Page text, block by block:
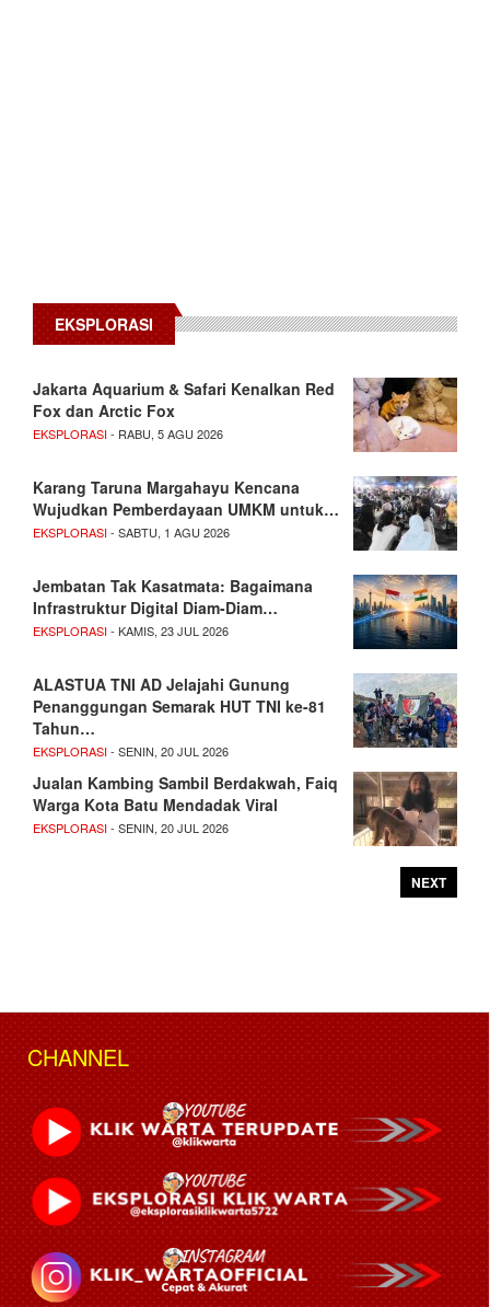
EKSPLORASI
Jakarta Aquarium & Safari Kenalkan Red
Fox dan Arctic Fox
EKSPLORASI- RABU, 5 AGU 2026
Karang Taruna Margahayu Kencana
Wujudkan Pemberdayaan UMKM untuk…
EKSPLORASI- SABTU, 1 AGU 2026
Jembatan Tak Kasatmata: Bagaimana
Infrastruktur Digital Diam-Diam…
EKSPLORASI- KAMIS, 23 JUL 2026
ALASTUA TNI AD Jelajahi Gunung
Penanggungan Semarak HUT TNI ke-81
Tahun…
EKSPLORASI- SENIN, 20 JUL 2026
Jualan Kambing Sambil Berdakwah, Faiq
Warga Kota Batu Mendadak Viral
EKSPLORASI- SENIN, 20 JUL 2026
NEXT
CHANNEL